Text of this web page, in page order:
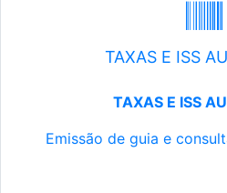
TAXAS E ISS
TAXAS E ISS
Emissão de guia e